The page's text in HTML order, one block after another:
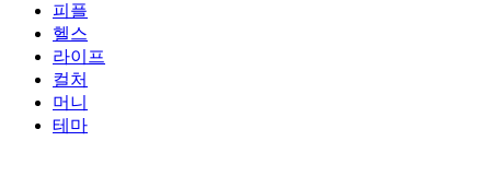
피플
헬스
라이프
컬처
머니
테마